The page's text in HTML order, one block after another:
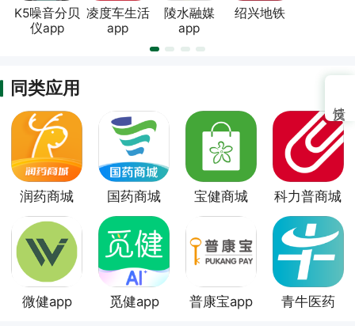
K5噪音分贝
仪app
凌度车生活
app
陵水融媒
app
绍兴地铁
同类应用
润药商城
国药商城
宝健商城
科力普商城
微健app 觅健app 普康宝app
青牛医药